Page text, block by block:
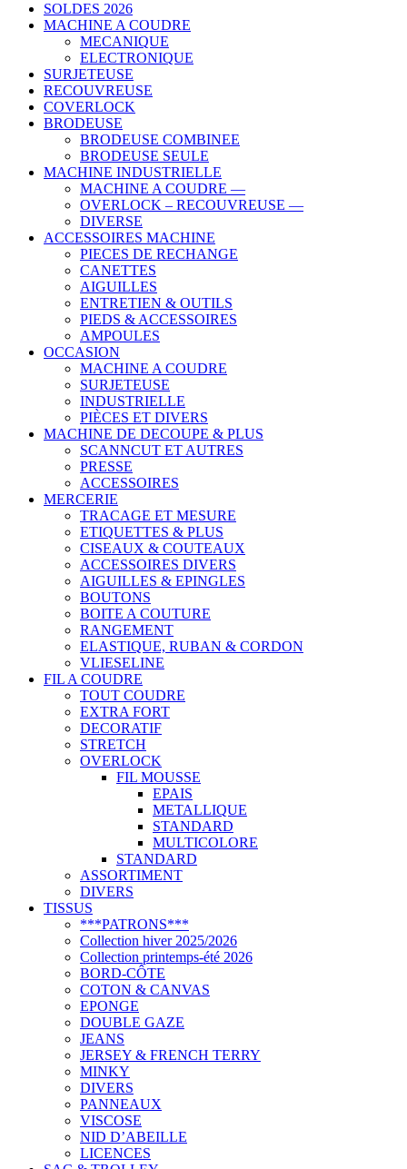
SOLDES 2026
MACHINE A COUDRE
MECANIQUE
ELECTRONIQUE
SURJETEUSE
RECOUVREUSE
COVERLOCK
BRODEUSE
BRODEUSE COMBINEE
BRODEUSE SEULE
MACHINE INDUSTRIELLE
MACHINE A COUDRE —
OVERLOCK – RECOUVREUSE —
DIVERSE
ACCESSOIRES MACHINE
PIECES DE RECHANGE
CANETTES
AIGUILLES
ENTRETIEN & OUTILS
PIEDS & ACCESSOIRES
AMPOULES
OCCASION
MACHINE A COUDRE
SURJETEUSE
INDUSTRIELLE
PIÈCES ET DIVERS
MACHINE DE DECOUPE & PLUS
SCANNCUT ET AUTRES
PRESSE
ACCESSOIRES
MERCERIE
TRACAGE ET MESURE
ETIQUETTES & PLUS
CISEAUX & COUTEAUX
ACCESSOIRES DIVERS
AIGUILLES & EPINGLES
BOUTONS
BOITE A COUTURE
RANGEMENT
ELASTIQUE, RUBAN & CORDON
VLIESELINE
FIL A COUDRE
TOUT COUDRE
EXTRA FORT
DECORATIF
STRETCH
OVERLOCK
FIL MOUSSE
EPAIS
METALLIQUE
STANDARD
MULTICOLORE
STANDARD
ASSORTIMENT
DIVERS
TISSUS
***PATRONS***
Collection hiver 2025/2026
Collection printemps-été 2026
BORD-CÔTE
COTON & CANVAS
EPONGE
DOUBLE GAZE
JEANS
JERSEY & FRENCH TERRY
MINKY
DIVERS
PANNEAUX
VISCOSE
NID D’ABEILLE
LICENCES